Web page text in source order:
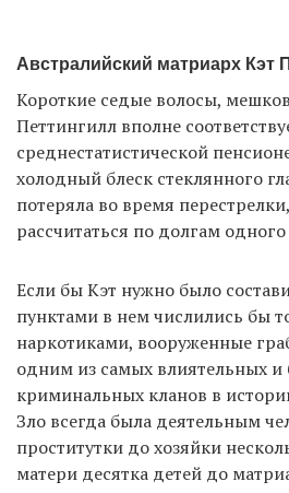
Австралийский матриарх Кэт
Короткие седые волосы,
Петтингилл вполне
среднестатистической
холодный блеск стеклянного
потеряла во время
рассчитаться по долгам
Если бы Кэт нужно было
пунктами в нем числились бы
наркотиками, вооруженные
одним из самых влиятельных и
криминальных кланов в
Зло всегда была деятельным
проститутки до хозяйки
матери десятка детей до